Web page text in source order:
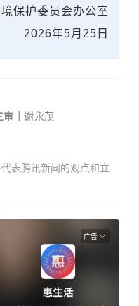
保护委员会办公室
2026年5月25日
审｜谢永茂
表腾讯新闻的观点和立
广告